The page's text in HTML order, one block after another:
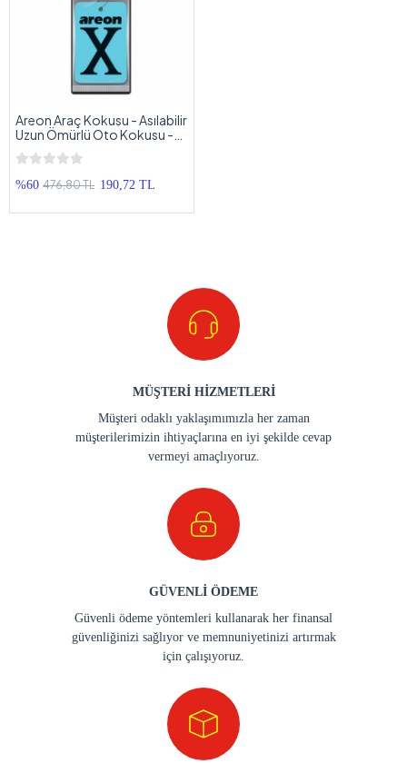
Areon Araç Kokusu - Asılabilir
Uzun Ömürlü Oto Kokusu -
Mavi Siyah
%60 476,80 TL 190,72 TL
MÜŞTERİ HİZMETLERİ
Müşteri odaklı yaklaşımımızla her zaman
müşterilerimizin ihtiyaçlarına en iyi şekilde cevap
vermeyi amaçlıyoruz.
GÜVENLİ ÖDEME
Güvenli ödeme yöntemleri kullanarak her finansal
güvenliğinizi sağlıyor ve memnuniyetinizi artırmak
için çalışıyoruz.